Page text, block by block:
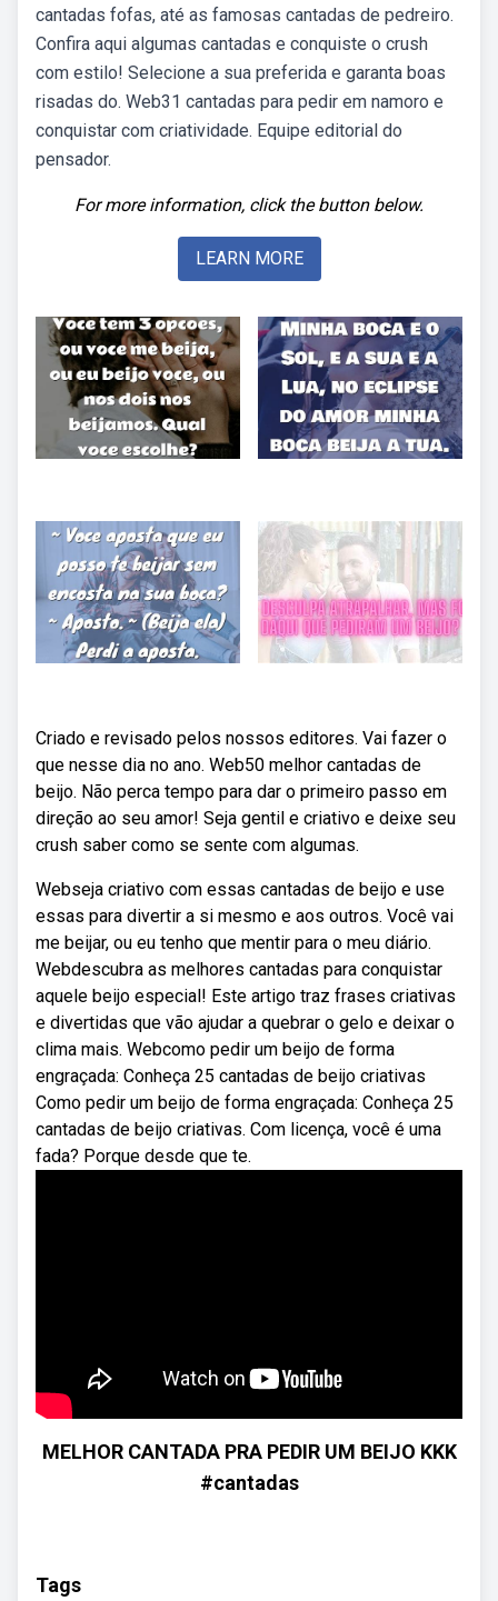
cantadas fofas, até as famosas cantadas de pedreiro.
Confira aqui algumas cantadas e conquiste o crush
com estilo! Selecione a sua preferida e garanta boas
risadas do. Web31 cantadas para pedir em namoro e
conquistar com criatividade. Equipe editorial do
pensador.
For more information, click the button below.
LEARN MORE
Criado e revisado pelos nossos editores. Vai fazer o
que nesse dia no ano. Web50 melhor cantadas de
beijo. Não perca tempo para dar o primeiro passo em
direção ao seu amor! Seja gentil e criativo e deixe seu
crush saber como se sente com algumas.
Webseja criativo com essas cantadas de beijo e use
essas para divertir a si mesmo e aos outros. Você vai
me beijar, ou eu tenho que mentir para o meu diário.
Webdescubra as melhores cantadas para conquistar
aquele beijo especial! Este artigo traz frases criativas
e divertidas que vão ajudar a quebrar o gelo e deixar o
clima mais. Webcomo pedir um beijo de forma
engraçada: Conheça 25 cantadas de beijo criativas
Como pedir um beijo de forma engraçada: Conheça 25
cantadas de beijo criativas. Com licença, você é uma
fada? Porque desde que te.
MELHOR CANTADA PRA PEDIR UM BEIJO KKK
#cantadas
Tags